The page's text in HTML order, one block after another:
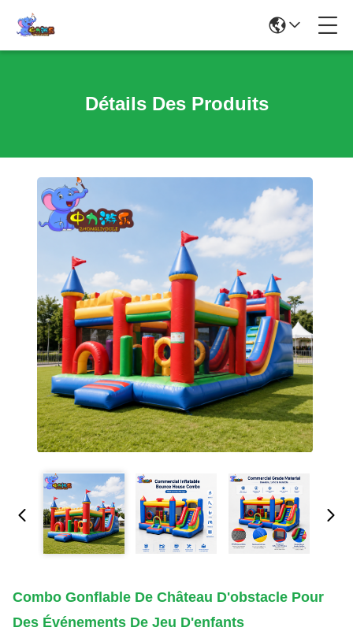
Détails Des Produits
Combo Gonflable De Château D'obstacle Pour
Des Événements De Jeu D'enfants